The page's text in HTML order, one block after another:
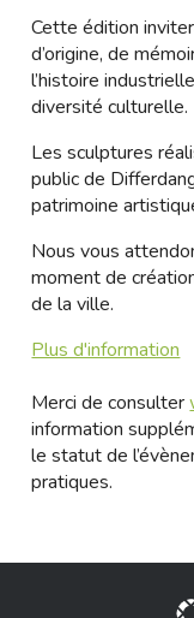
Cette édition
d’origine, de
l’histoire
diversité culturelle.
Les sculptures
public de
patrimoine
Nous vous
moment de
de la ville.
Plus d'information
Merci de consulter
information
le statut de
pratiques.